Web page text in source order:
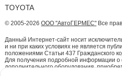
TOYOTA
© 2005-2026 ООО "АвтоГЕРМЕС" Все
Данный Интернет-сайт носит
и ни при каких условиях не является
положениями Статьи 437 Гражданского
Для получения подробной информации о
дополнительного оборудования,